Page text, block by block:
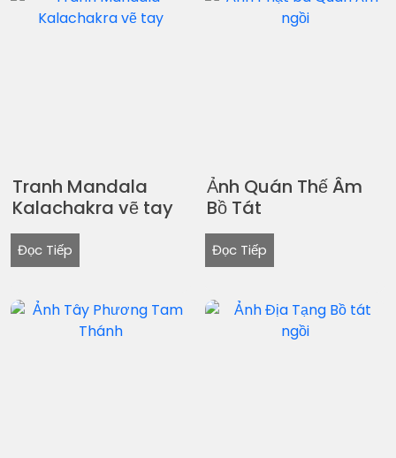
Tranh Mandala
Kalachakra vẽ tay
Đọc Tiếp
Ảnh Quán Thế Âm
Bồ Tát
Đọc Tiếp